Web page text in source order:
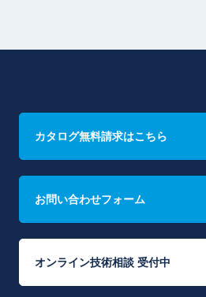
カタログ無料請求はこちら
お問い合わせフォーム
オンライン技術相談 受付中